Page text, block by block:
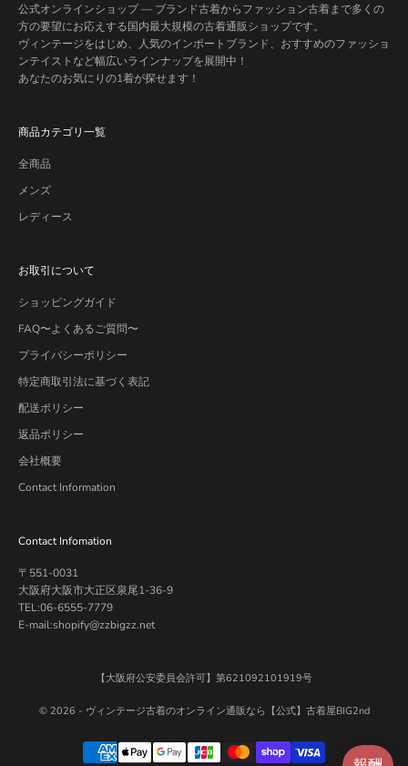
公式オンラインショップ — ブランド古着からファッション古着まで多くの
方の要望にお応えする国内最大規模の古着通販ショップです。
ヴィンテージをはじめ、人気のインポートブランド、おすすめのファッショ
ンテイストなど幅広いラインナップを展開中！
あなたのお気にりの1着が探せます！
商品カテゴリ一覧
全商品
メンズ
レディース
お取引について
ショッピングガイド
FAQ〜よくあるご質問〜
プライバシーポリシー
特定商取引法に基づく表記
配送ポリシー
返品ポリシー
会社概要
Contact Information
Contact Infomation
〒551-0031
大阪府大阪市大正区泉尾1-36-9
TEL:06-6555-7779
E-mail:shopify@zzbigzz.net
【大阪府公安委員会許可】第621092101919号
© 2026 - ヴィンテージ古着のオンライン通販なら【公式】古着屋BIG2nd